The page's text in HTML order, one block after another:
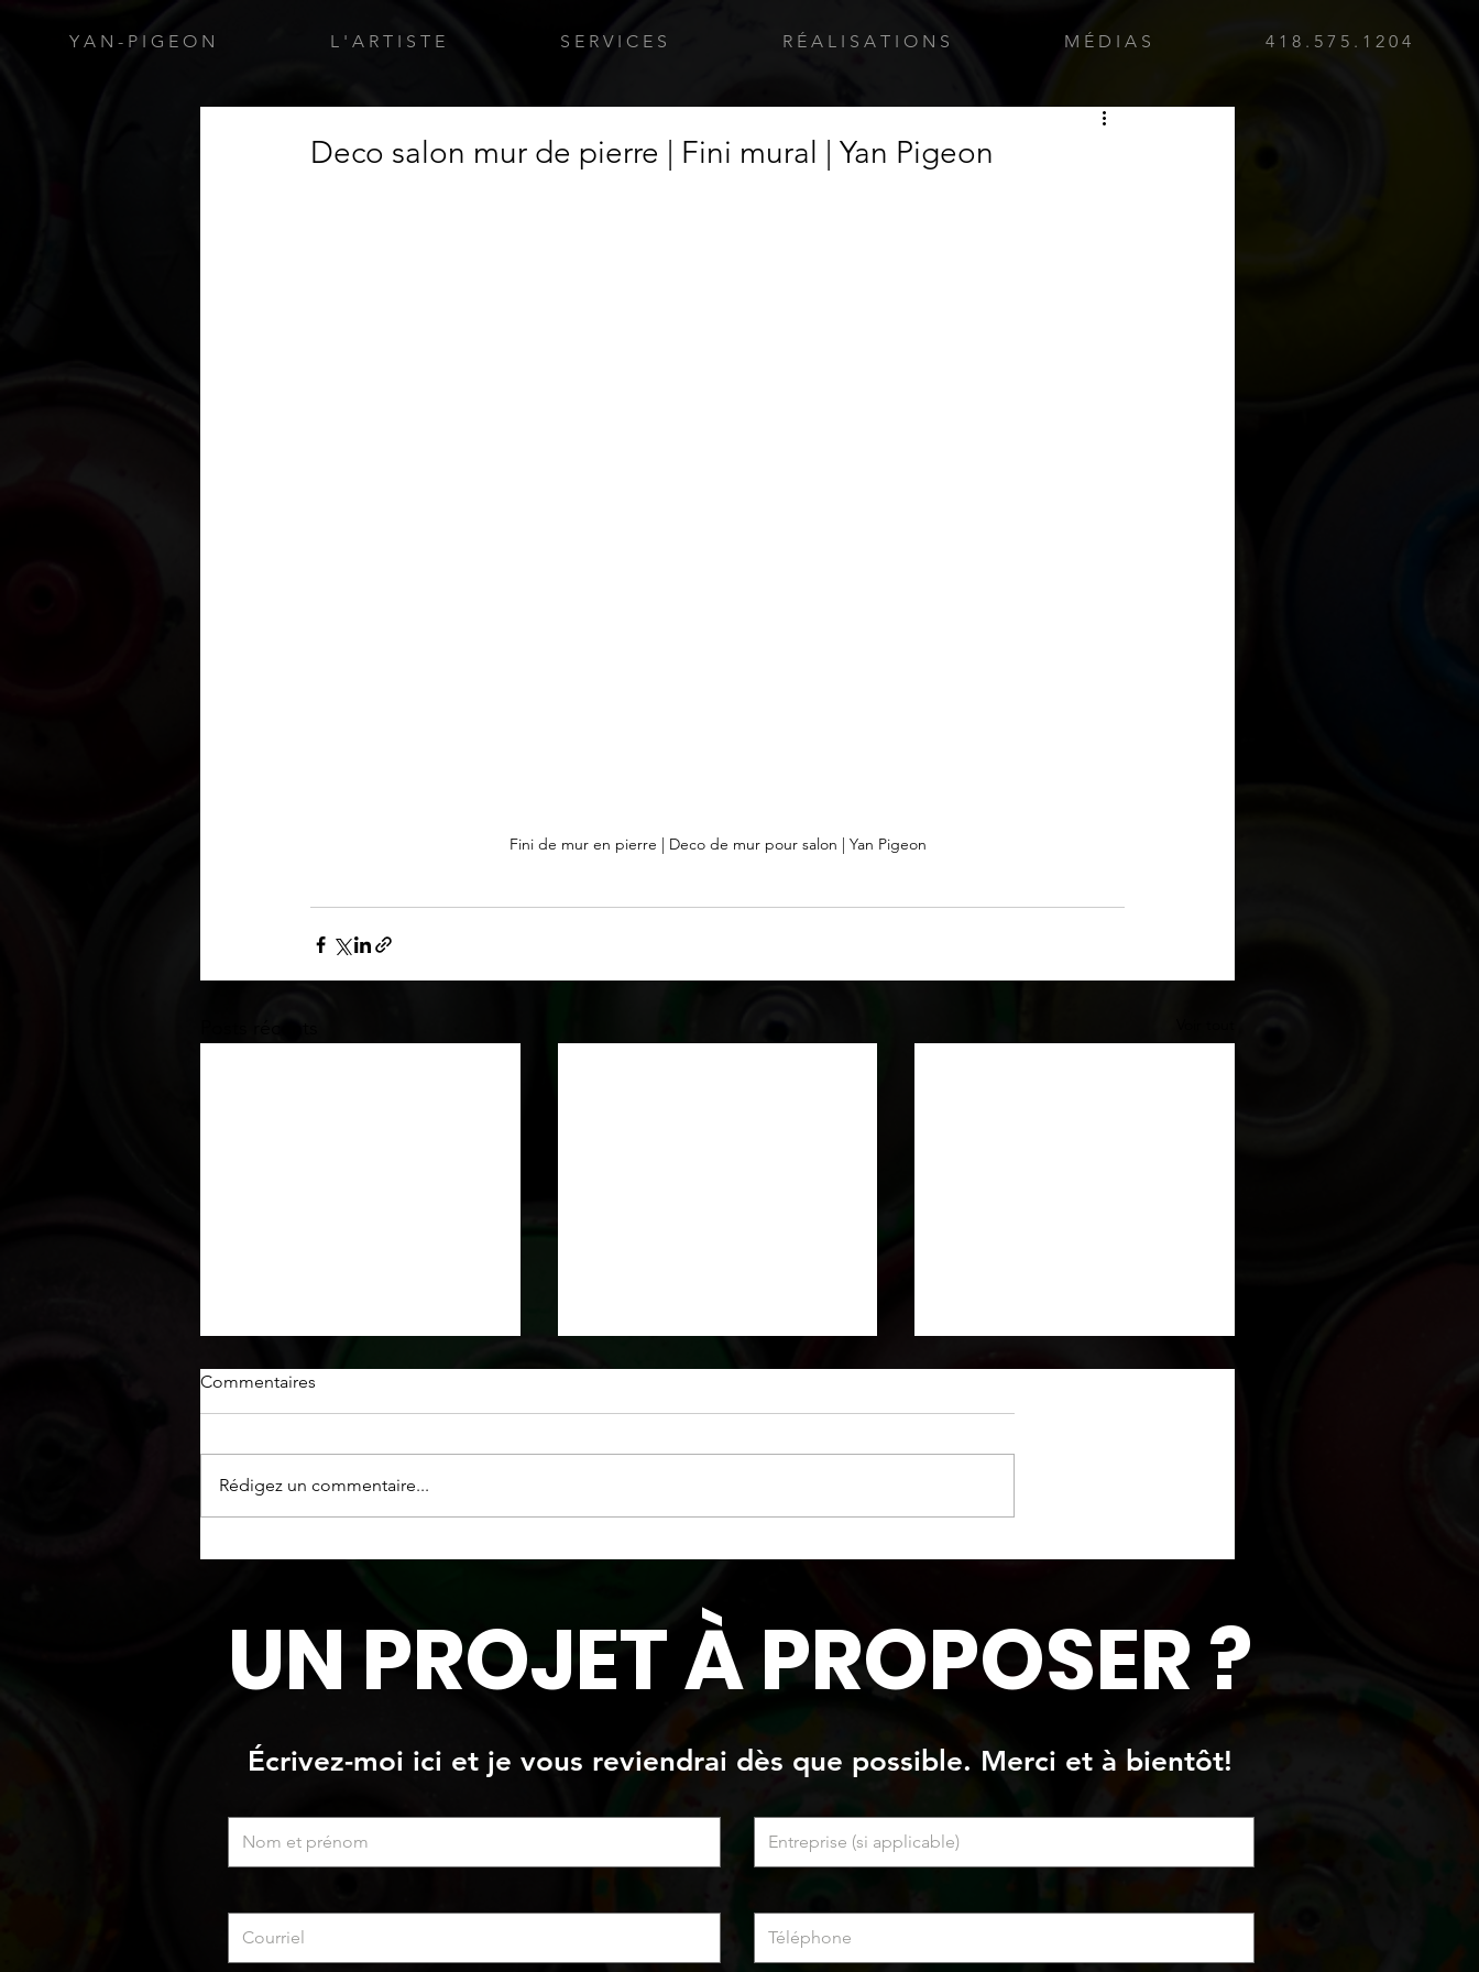
Y A N - P I G E O N L ' A R T I S T E S E R V I C E S R É A L I S A T I O N S M É D I A S 4 1 8 . 5 7 5 . 1 2 0 4
Deco salon mur de pierre | Fini mural | Yan Pigeon
Fini de mur en pierre | Deco de mur pour salon | Yan Pigeon
Fini "pierres" de style
Mur en texture de style
Commentaires
Rédigez un commentaire...
UN PROJET À PROPOSER ?
Écrivez-moi ici et je vous reviendrai dès que possible. Merci et à bientôt!